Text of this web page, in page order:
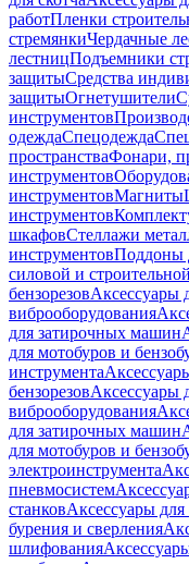
работПленки
стремянкиЧердачные
лестницПодъемники
защитыСредства
защитыОгнетушители
инструментов
одеждаСпецодежда
пространстваФонари,
инструментов
инструментовМагниты
инструментов
шкафовСтеллажи
инструментовПоддоны
силовой и
бензорезовАксессуары
виброоборудования
для затирочных машин
для мотобуров и
инструмента
бензорезовАксессуары
виброоборудования
для затирочных машин
для мотобуров и
электроинструмента
пневмосистем
станковАксессуары для
бурения и сверления
шлифования